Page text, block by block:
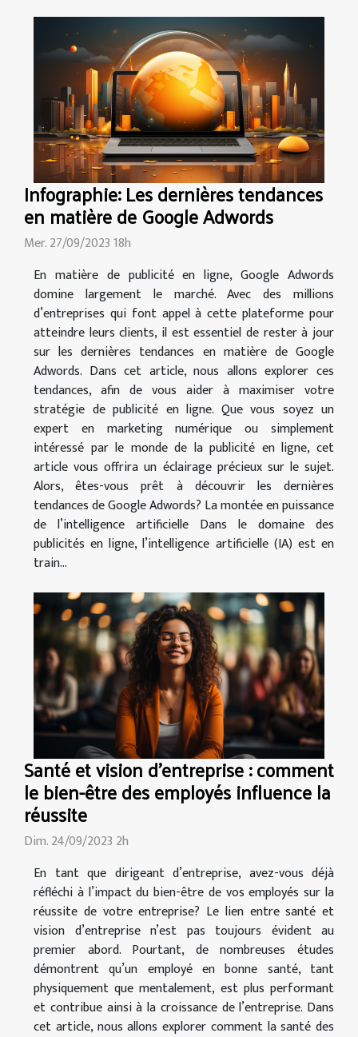
Infographie: Les dernières tendances
en matière de Google Adwords
Mer. 27/09/2023 18h
En matière de publicité en ligne, Google Adwords
domine largement le marché. Avec des millions
d’entreprises qui font appel à cette plateforme pour
atteindre leurs clients, il est essentiel de rester à jour
sur les dernières tendances en matière de Google
Adwords. Dans cet article, nous allons explorer ces
tendances, afin de vous aider à maximiser votre
stratégie de publicité en ligne. Que vous soyez un
expert en marketing numérique ou simplement
intéressé par le monde de la publicité en ligne, cet
article vous offrira un éclairage précieux sur le sujet.
Alors, êtes-vous prêt à découvrir les dernières
tendances de Google Adwords? La montée en puissance
de l’intelligence artificielle Dans le domaine des
publicités en ligne, l’intelligence artificielle (IA) est en
train...
Santé et vision d'entreprise : comment
le bien-être des employés influence la
réussite
Dim. 24/09/2023 2h
En tant que dirigeant d’entreprise, avez-vous déjà
réfléchi à l’impact du bien-être de vos employés sur la
réussite de votre entreprise? Le lien entre santé et
vision d’entreprise n’est pas toujours évident au
premier abord. Pourtant, de nombreuses études
démontrent qu’un employé en bonne santé, tant
physiquement que mentalement, est plus performant
et contribue ainsi à la croissance de l’entreprise. Dans
cet article, nous allons explorer comment la santé des